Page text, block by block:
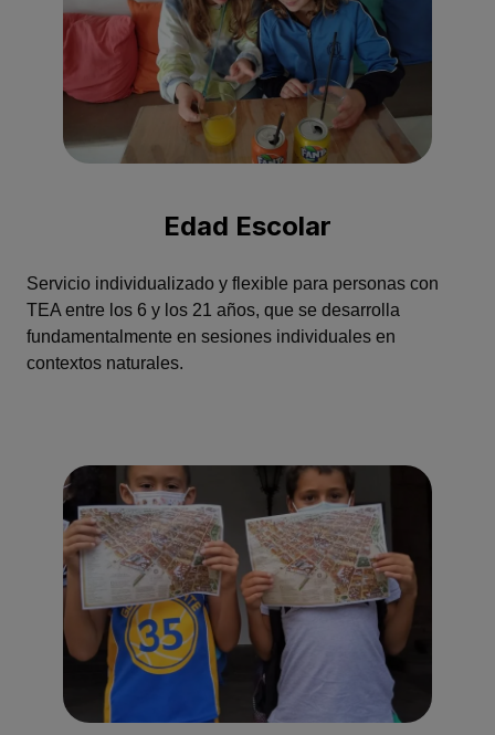
Edad Escolar
Servicio individualizado y flexible para personas con
TEA entre los 6 y los 21 años, que se desarrolla
fundamentalmente en sesiones individuales en
contextos naturales.